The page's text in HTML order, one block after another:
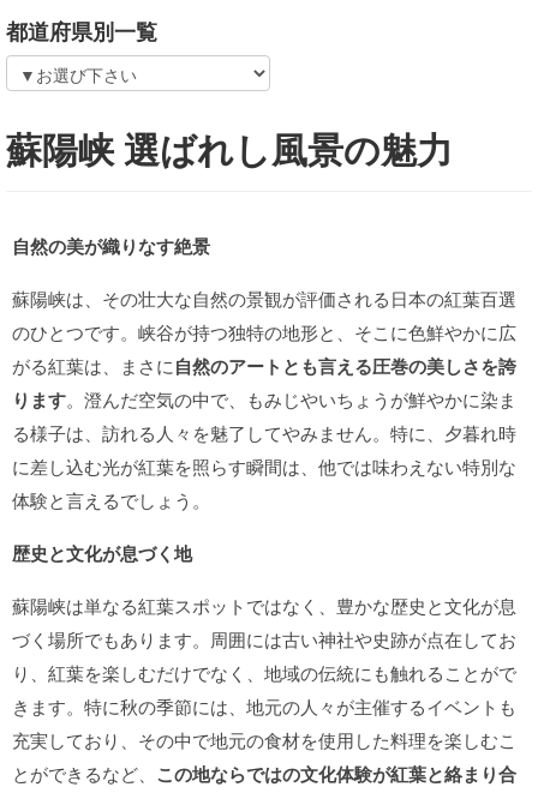
都道府県別一覧
蘇陽峡 選ばれし風景の魅力
自然の美が織りなす絶景
蘇陽峡は、その壮大な自然の景観が評価される日本の紅葉百選
のひとつです。峡谷が持つ独特の地形と、そこに色鮮やかに広
がる紅葉は、まさに自然のアートとも言える圧巻の美しさを誇
ります。澄んだ空気の中で、もみじやいちょうが鮮やかに染ま
る様子は、訪れる人々を魅了してやみません。特に、夕暮れ時
に差し込む光が紅葉を照らす瞬間は、他では味わえない特別な
体験と言えるでしょう。
歴史と文化が息づく地
蘇陽峡は単なる紅葉スポットではなく、豊かな歴史と文化が息
づく場所でもあります。周囲には古い神社や史跡が点在してお
り、紅葉を楽しむだけでなく、地域の伝統にも触れることがで
きます。特に秋の季節には、地元の人々が主催するイベントも
充実しており、その中で地元の食材を使用した料理を楽しむこ
とができるなど、 この地ならではの文化体験が紅葉と絡まり合